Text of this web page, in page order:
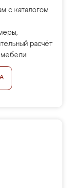
с каталогом
расчёт